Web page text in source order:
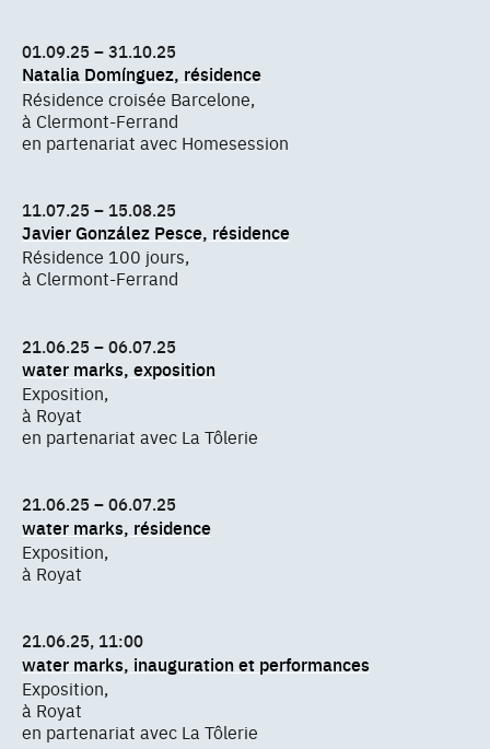
01.09.25 – 31.10.25
Natalia Domínguez, résidence
Résidence croisée Barcelone,
à Clermont-Ferrand
en partenariat avec Homesession
11.07.25 – 15.08.25
Javier González Pesce, résidence
Résidence 100 jours,
à Clermont-Ferrand
21.06.25 – 06.07.25
water marks, exposition
Exposition,
à Royat
en partenariat avec La Tôlerie
21.06.25 – 06.07.25
water marks, résidence
Exposition,
à Royat
21.06.25, 11:00
water marks, inauguration et performances
Exposition,
à Royat
en partenariat avec La Tôlerie